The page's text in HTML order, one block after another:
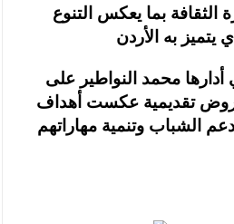
الثقافة بما يعكس التنوع
أدارها محمد النواطير على
تقديمية عكست أهداف
الشباب وتنمية مهاراتهم